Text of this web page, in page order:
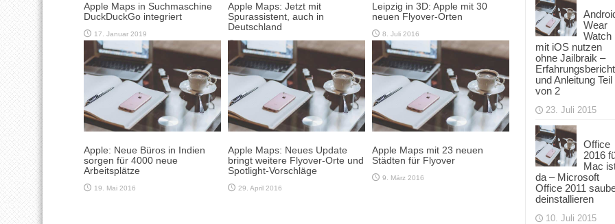
Apple Maps in Suchmaschine
DuckDuckGo integriert
17. Januar 2019
Apple Maps: Jetzt mit
Spurassistent, auch in
Deutschland
21. November 2017
Leipzig in 3D: Apple mit 30
neuen Flyover-Orten
8. Juli 2016
Apple: Neue Büros in Indien
sorgen für 4000 neue
Arbeitsplätze
19. Mai 2016
Apple Maps: Neues Update
bringt weitere Flyover-Orte und
Spotlight-Vorschläge
29. April 2016
Apple Maps mit 23 neuen
Städten für Flyover
9. März 2016
Wear
Watch
mit iOS nutzen
ohne Jailbraik –
Erfahrungsbericht
und Anleitung Teil
von 2
23. Juli 2015
Office
2016
Mac
da – Microsoft
Office 2011
deinstallieren
10. Juli 2015